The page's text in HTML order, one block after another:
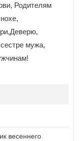
Родителям
мужа,
весеннего